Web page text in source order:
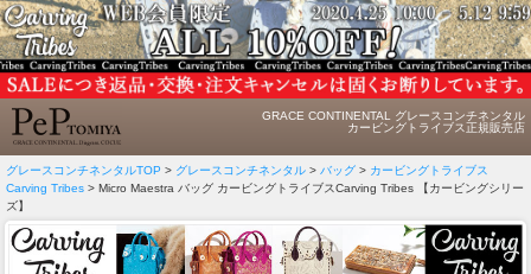
GRACE CONTINENTAL グレースコンチネンタル
カービングトライブス正規販売店
グレースコンチネンタルTOP > グレースコンチネンタル > バッグ > カービングトライブス
Carving Tribes > Micro Maestra バッグ カービングトライブスCarving Tribes 【カービングシリー
ズ】